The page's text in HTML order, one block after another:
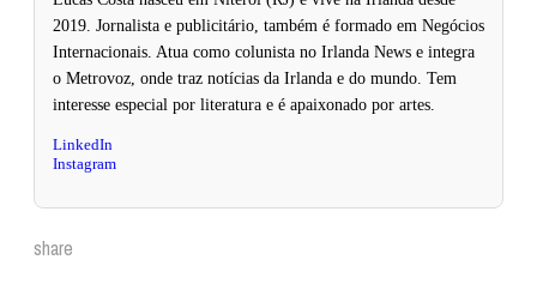
2019. Jornalista e publicitário, também é formado em Negócios
Internacionais. Atua como colunista no Irlanda News e integra
o Metrovoz, onde traz notícias da Irlanda e do mundo. Tem
interesse especial por literatura e é apaixonado por artes.
LinkedIn
Instagram
share